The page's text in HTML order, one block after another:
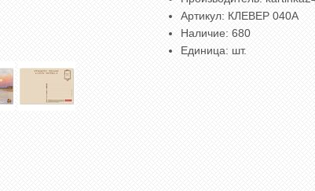
Артикул: КЛЕВЕР 040A
Наличие: 680
Единица: шт.